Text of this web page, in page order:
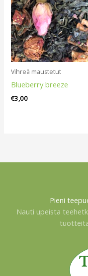
Vihreä maustetut
Blueberry breeze
€3,00
Pieni
Nauti upeista